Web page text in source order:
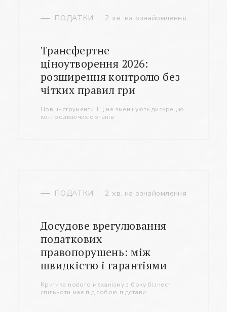
ПОДАТКИ 2 хв. на ознайомлення
Трансфертне
ціноутворення 2026:
розширення контролю без
чітких правил гри
Нові інструменти ТЦ не зменшують дискрецію
контролюючих органів
ПОДАТКИ 2 хв. на ознайомлення
Досудове врегулювання
податкових
правопорушень: між
швидкістю і гарантіями
Критика нового механізму з боку бізнес-
спільноти має під собою підстави